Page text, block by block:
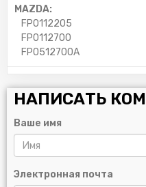
MAZDA:
FP0112205
FP0112700
FP0512700A
НАПИСАТЬ
Ваше имя
Электронная почта